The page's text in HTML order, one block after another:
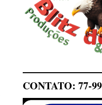
CONTATO: 77-